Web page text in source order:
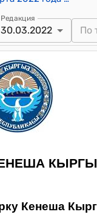
Редакция
30.03.2022